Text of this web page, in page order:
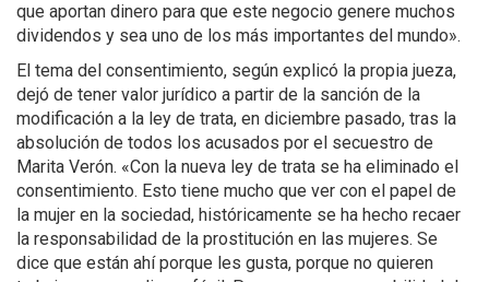
que aportan dinero para que este negocio genere muchos
dividendos y sea uno de los más importantes del mundo».
El tema del consentimiento, según explicó la propia jueza,
dejó de tener valor jurídico a partir de la sanción de la
modificación a la ley de trata, en diciembre pasado, tras la
absolución de todos los acusados por el secuestro de
Marita Verón. «Con la nueva ley de trata se ha eliminado el
consentimiento. Esto tiene mucho que ver con el papel de
la mujer en la sociedad, históricamente se ha hecho recaer
la responsabilidad de la prostitución en las mujeres. Se
dice que están ahí porque les gusta, porque no quieren